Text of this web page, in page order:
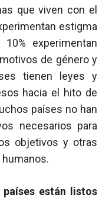
que viven con el
estigma
experimentan
de género y
tienen leyes y
hacia el hito de
países no han
necesarios para
objetivos y otras
países están listos